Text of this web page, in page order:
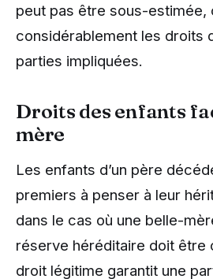
peut pas être sous-estimée,
considérablement les droits
parties impliquées.
Droits des enfants
mère
Les enfants d’un père
premiers à penser à leur
dans le cas où une belle-
réserve héréditaire doit être
droit légitime garantit une